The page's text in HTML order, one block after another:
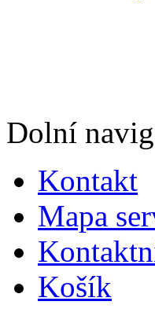
Dolní
Kontakt
Mapa
Košík